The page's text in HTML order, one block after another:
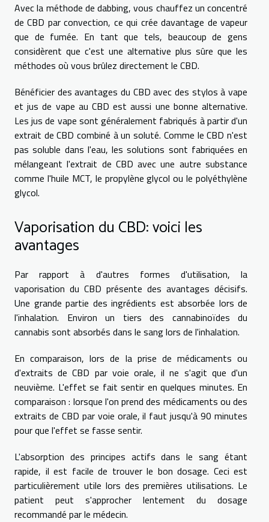
Avec la méthode de dabbing, vous chauffez un concentré
de CBD par convection, ce qui crée davantage de vapeur
que de fumée. En tant que tels, beaucoup de gens
considèrent que c'est une alternative plus sûre que les
méthodes où vous brûlez directement le CBD.
Bénéficier des avantages du CBD avec des stylos à vape
et jus de vape au CBD est aussi une bonne alternative.
Les jus de vape sont généralement fabriqués à partir d'un
extrait de CBD combiné à un soluté. Comme le CBD n'est
pas soluble dans l'eau, les solutions sont fabriquées en
mélangeant l'extrait de CBD avec une autre substance
comme l'huile MCT, le propylène glycol ou le polyéthylène
glycol.
Vaporisation du CBD: voici les
avantages
Par rapport à d'autres formes d'utilisation, la
vaporisation du CBD présente des avantages décisifs.
Une grande partie des ingrédients est absorbée lors de
l'inhalation. Environ un tiers des cannabinoïdes du
cannabis sont absorbés dans le sang lors de l'inhalation.
En comparaison, lors de la prise de médicaments ou
d'extraits de CBD par voie orale, il ne s'agit que d'un
neuvième. L'effet se fait sentir en quelques minutes. En
comparaison : lorsque l'on prend des médicaments ou des
extraits de CBD par voie orale, il faut jusqu'à 90 minutes
pour que l'effet se fasse sentir.
L'absorption des principes actifs dans le sang étant
rapide, il est facile de trouver le bon dosage. Ceci est
particulièrement utile lors des premières utilisations. Le
patient peut s'approcher lentement du dosage
recommandé par le médecin.